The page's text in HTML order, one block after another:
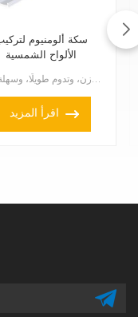
سكة ألومنيوم
الألواح الشمسية
تُعدّ قضبان الألمنيوم لتثبيت الألواح الشمسية بالغة الأهمية. فهي خفيفة الوزن، وتدوم طويلًا، وسهلة الت...
اقرأ المزيد